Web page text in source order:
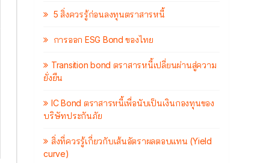
5 สิ่งควรรู้ก่อนลงทุนตราสารหนี้
การออก ESG Bond ของไทย
Transition bond ตราสารหนี้เปลี่ยนผ่านสู่ความ
ยั่งยืน
IC Bond ตราสารหนี้เพื่อนับเป็นเงินกองทุนของ
บริษัทประกันภัย
สิ่งที่ควรรู้เกี่ยวกับเส้นอัตราผลตอบแทน (Yield
curve)